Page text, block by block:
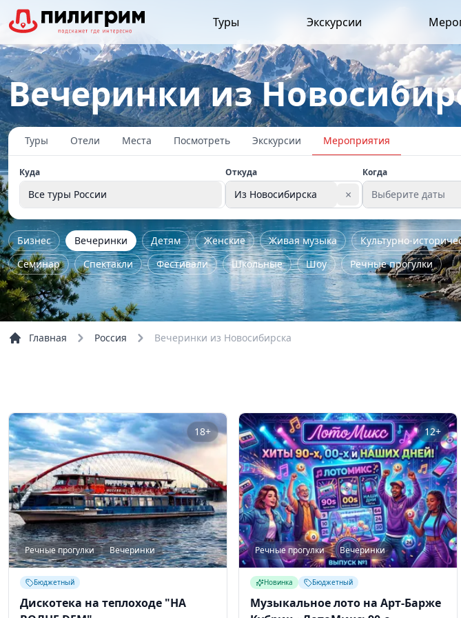
Туры Экскурсии
Вечеринки из
Туры Отели Места Посмотреть Экскурсии Мероприятия
Куда
Все туры России
Откуда
Из Новосибирска ×
Когда
Выберите даты
Бизнес Вечеринки Детям Женские Живая музыка Культурно-
Семинар
Спектакли Фестивали Школьные Шоу Речные прогулки
Главная Россия Вечеринки из Новосибирска
18+
Речные прогулки Вечеринки
Бюджетный
Дискотека на теплоходе "НА
12+
Речные прогулки Вечеринки
Новинка Бюджетный
Музыкальное лото на Арт-Барже